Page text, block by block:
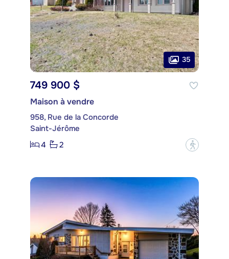
35
749 900 $
Maison à vendre
958, Rue de la Concorde
Saint-Jérôme
4
2 ?